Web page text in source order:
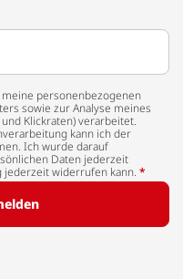
personenbezogenen
sowie zur Analyse meines
Klickraten) verarbeitet.
kann ich der
Ich wurde darauf
Daten jederzeit
widerrufen kann. *